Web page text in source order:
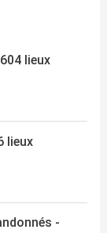
lieux
lieux
-